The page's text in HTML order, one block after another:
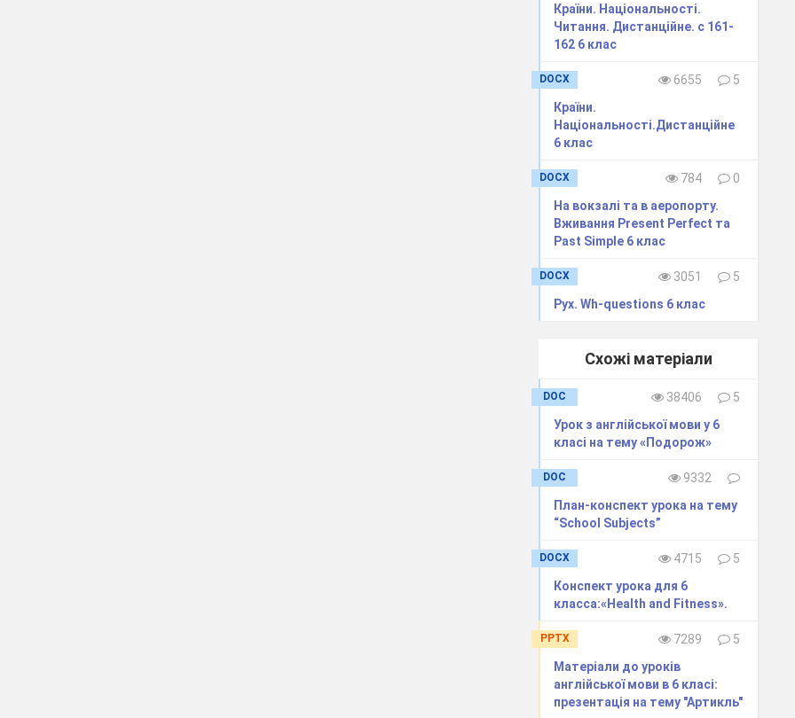
Країни. Національності.
Читання. Дистанційне. с 161-
162 6 клас
DOCX 6655
5
Країни.
Національності.Дистанційне
6 клас
DOCX 784
0
На вокзалі та в аеропорту.
Вживання Present Perfect та
Past Simple 6 клас
DOCX 3051
5
Рух. Wh-questions 6 клас
Схожі матеріали
DOC 38406
5
Урок з англійської мови у 6
класі на тему «Подорож»
DOC
9332
План-конспект урока на тему
“School Subjects”
DOCX 4715
5
Конспект урока для 6
класса:«Health and Fitness».
PPTX 7289
5
Матеріали до уроків
англійської мови в 6 класі:
презентація на тему "Артикль"